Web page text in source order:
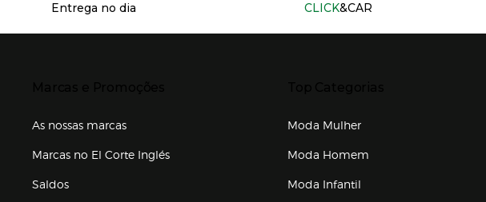
Entrega no dia CLICK&CAR
As nossas marcas
Marcas no El Corte Inglés
Saldos
Moda Mulher
Moda Homem
Moda Infantil